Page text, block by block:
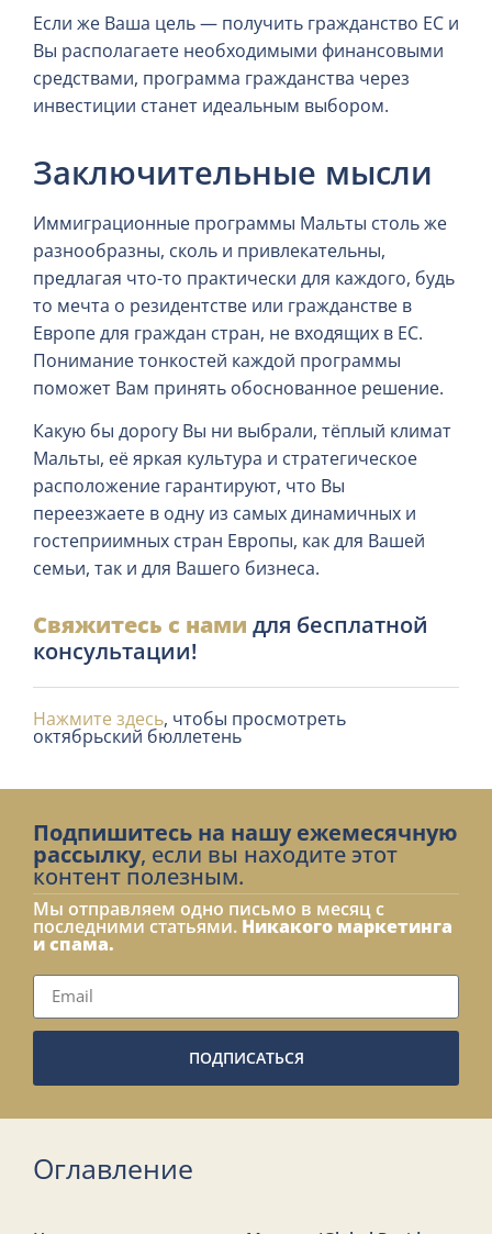
Если же Ваша цель — получить гражданство ЕС и
Вы располагаете необходимыми финансовыми
средствами, программа гражданства через
инвестиции станет идеальным выбором.
Заключительные мысли
Иммиграционные программы Мальты столь же
разнообразны, сколь и привлекательны,
предлагая что-то практически для каждого, будь
то мечта о резидентстве или гражданстве в
Европе для граждан стран, не входящих в ЕС.
Понимание тонкостей каждой программы
поможет Вам принять обоснованное решение.
Какую бы дорогу Вы ни выбрали, тёплый климат
Мальты, её яркая культура и стратегическое
расположение гарантируют, что Вы
переезжаете в одну из самых динамичных и
гостеприимных стран Европы, как для Вашей
семьи, так и для Вашего бизнеса.
Свяжитесь с нами для бесплатной
консультации!
Нажмите здесь, чтобы просмотреть
октябрьский бюллетень
Подпишитесь на нашу ежемесячную
рассылку, если вы находите этот
контент полезным.
Мы отправляем одно письмо в месяц с
последними статьями. Никакого маркетинга
и спама.
ПОДПИСАТЬСЯ
Оглавление